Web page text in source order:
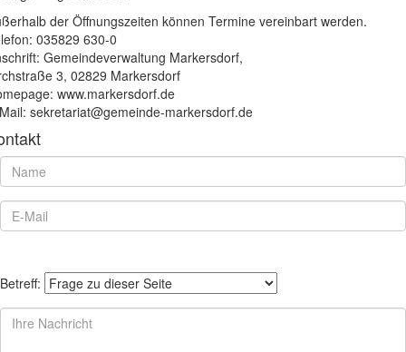
der Öffnungszeiten können Termine vereinbart werden.
035829 630-0
Gemeindeverwaltung Markersdorf,
3, 02829 Markersdorf
www.markersdorf.de
sekretariat@gemeinde-markersdorf.de
Betreff: